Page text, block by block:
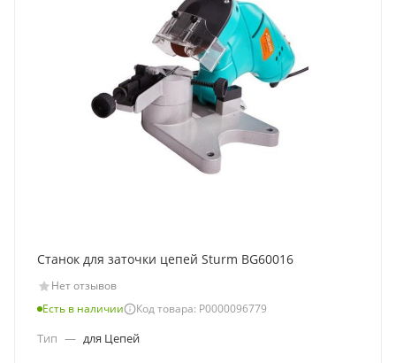
Станок для заточки цепей Sturm BG60016
Нет отзывов
Есть в наличии
Код товара: Р0000096779
Тип — для Цепей